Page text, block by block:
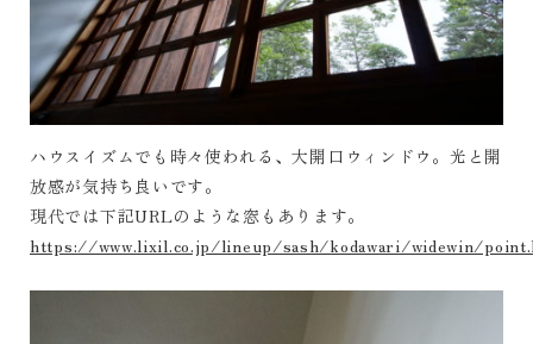
ハウスイズムでも時々使われる、大開口ウィンドウ。光と開
放感が気持ち良いです。
現代では下記URLのような窓もあります。
https://www.lixil.co.jp/lineup/sash/kodawari/widewin/